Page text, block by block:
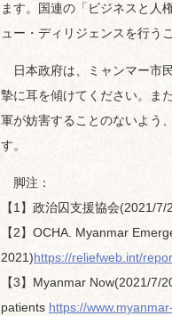
ます。国連の「ビジネスと人
ュー・ディリジェンスを行う
日本政府は、ミャンマー市
摯に耳を傾けてください。ま
軍が妨害することのないよう
す。
脚注：
【1】政治囚支援協会(2021/7/
【2】OCHA. Myanmar
2021)https://reliefweb.int/
【3】Myanmar Now(2021/
patients https://